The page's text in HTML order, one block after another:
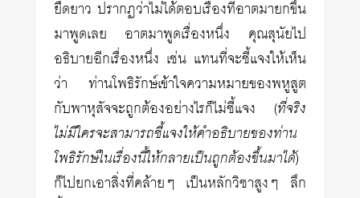
ยืดยาว ปรากฏว่าไม่ได้ตอบเรื่องที่อาตมายกขึ้น
มาพูดเลย อาตมาพูดเรื่องหนึ่ง คุณสุนัยไป
อธิบายอีกเรื่องหนึ่ง เช่น แทนที่จะชี้แจงให้เห็น
ว่า ท่านโพธิรักษ์เข้าใจความหมายของพหูสูต
กับพาหุสัจจะถูกต้องอย่างไรก็ไม่ชี้แจง (ที่จริง
ไม่มีใครจะสามารถชี้แจงให้คำอธิบายของท่าน
โพธิรักษ์ในเรื่องนี้ให้กลายเป็นถูกต้องขึ้นมาได้)
ก็ไปยกเอาสิ่งที่คล้ายๆ เป็นหลักวิชาสูงๆ ลึก